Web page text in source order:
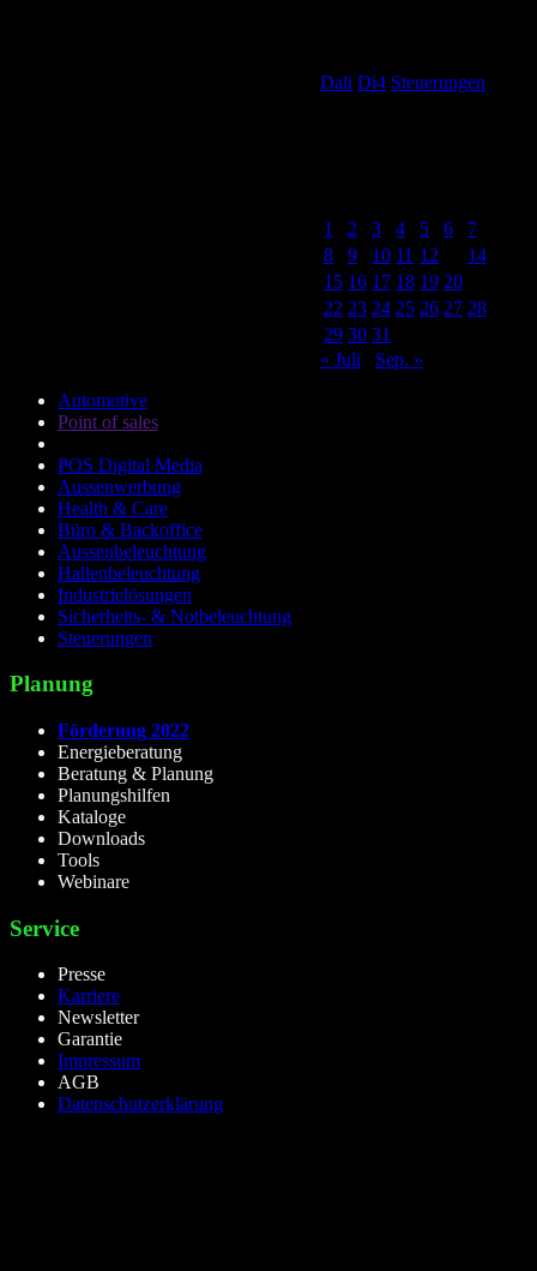
Dali Di4 Steuerungen
1
2 3 4 5 6
7
8
9 10 11 12
14
15 16 17 18 19 20
22 23 24 25 26 27 28
29 30 31
« Juli
Sep. »
Automotive
Point of sales
POS Digital Media
Aussenwerbung
Health & Care
Büro & Backoffice
Aussenbeleuchtung
Hallenbeleuchtung
Industrielösungen
Sicherheits- & Notbeleuchtung
Steuerungen
Planung
Förderung 2022
Energieberatung
Beratung & Planung
Planungshilfen
Kataloge
Downloads
Tools
Webinare
Service
Presse
Karriere
Newsletter
Garantie
Impressum
AGB
Datenschutzerklärung